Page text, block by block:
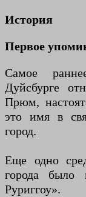
История
Первое
Самое
Дуйсбурге
Прюм,
это имя в
город.
Еще одно
города было
Руриггоу».